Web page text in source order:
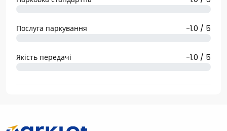
Послуга паркування -1.0 / 5
Якість передачі -1.0 / 5